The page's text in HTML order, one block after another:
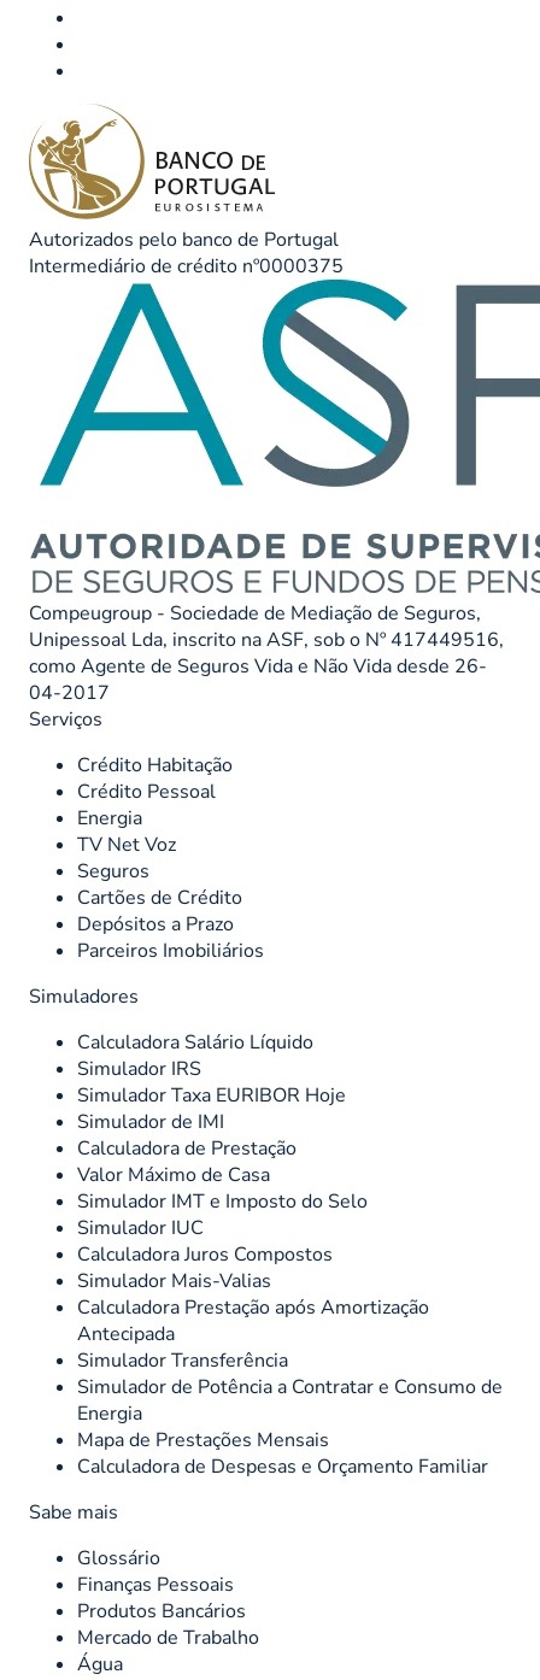
Autorizados pelo banco de Portugal
Intermediário de crédito nº0000375
Compeugroup - Sociedade de Mediação de Seguros,
Unipessoal Lda, inscrito na ASF, sob o Nº 417449516,
como Agente de Seguros Vida e Não Vida desde 26-
04-2017
Serviços
Crédito Habitação
Crédito Pessoal
Energia
TV Net Voz
Seguros
Cartões de Crédito
Depósitos a Prazo
Parceiros Imobiliários
Simuladores
Calculadora Salário Líquido
Simulador IRS
Simulador Taxa EURIBOR Hoje
Simulador de IMI
Calculadora de Prestação
Valor Máximo de Casa
Simulador IMT e Imposto do Selo
Simulador IUC
Calculadora Juros Compostos
Simulador Mais-Valias
Calculadora Prestação após Amortização
Antecipada
Simulador Transferência
Simulador de Potência a Contratar e Consumo de
Energia
Mapa de Prestações Mensais
Calculadora de Despesas e Orçamento Familiar
Sabe mais
Glossário
Finanças Pessoais
Produtos Bancários
Mercado de Trabalho
Água